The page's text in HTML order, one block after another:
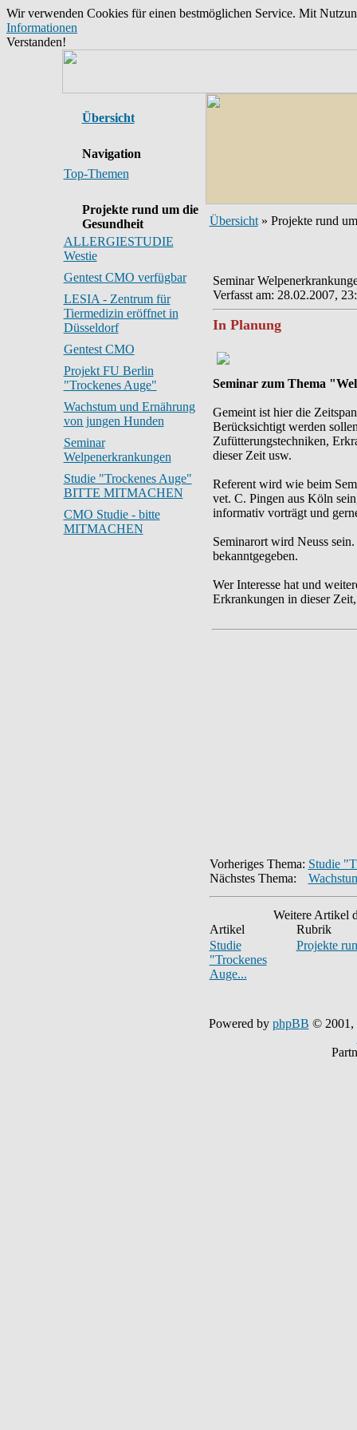
Wir verwenden Cookies für einen bestmöglichen Service. Mit
Informationen
Verstanden!
Übersicht
Navigation
Top-Themen
Projekte rund um die
Gesundheit
ALLERGIESTUDIE
Westie
Gentest CMO verfügbar
LESIA - Zentrum für
Tiermedizin eröffnet in
Düsseldorf
Gentest CMO
Projekt FU Berlin
"Trockenes Auge"
Wachstum und Ernährung
von jungen Hunden
Seminar
Welpenerkrankungen
Studie "Trockenes Auge"
BITTE MITMACHEN
CMO Studie - bitte
MITMACHEN
Übersicht» Projekte rund
Seminar
Verfasst am: 28.02.2007,
In Planung
Seminar zum Thema
Gemeint ist hier die
Berücksichtigt werden
Zufütterungstechniken,
dieser Zeit usw.
Referent wird wie beim
vet. C. Pingen aus Köln
informativ vorträgt und
Seminarort wird Neuss
bekanntgegeben.
Wer Interesse hat und
Erkrankungen in dieser
Vorheriges Thema: Studie
Nächstes Thema:
Weitere Artikel
Artikel
Rubrik
Studie
"Trockenes
Auge...
Projekte
Powered by phpBB © 2001,